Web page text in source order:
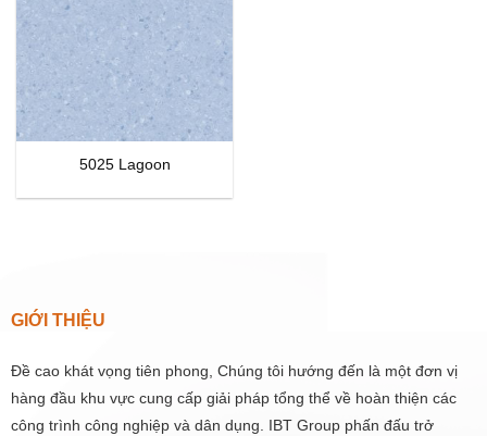
5025 Lagoon
GIỚI THIỆU
Đề cao khát vọng tiên phong, Chúng tôi hướng đến là một đơn vị
hàng đầu khu vực cung cấp giải pháp tổng thể về hoàn thiện các
công trình công nghiệp và dân dụng. IBT Group phấn đấu trở